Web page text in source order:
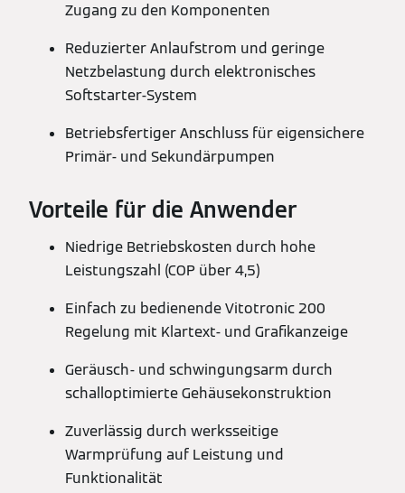
Zugang zu den Komponenten
Reduzierter Anlaufstrom und geringe
Netzbelastung durch elektronisches
Softstarter-System
Betriebsfertiger Anschluss für eigensichere
Primär- und Sekundärpumpen
Vorteile für die Anwender
Niedrige Betriebskosten durch hohe
Leistungszahl (COP über 4,5)
Einfach zu bedienende Vitotronic 200
Regelung mit Klartext- und Grafikanzeige
Geräusch- und schwingungsarm durch
schalloptimierte Gehäusekonstruktion
Zuverlässig durch werksseitige
Warmprüfung auf Leistung und
Funktionalität